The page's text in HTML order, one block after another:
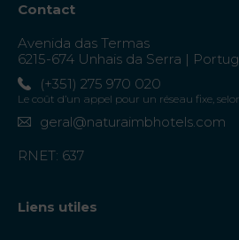
Chambres
Aquadome
Contact
Avenida das Termas
6215-674 Unhais da Serra |
(+351) 275 970 020
Le coût d’un appel pour un réseau fixe,
geral@naturaimbhotels.com
RNET: 637
Liens utiles